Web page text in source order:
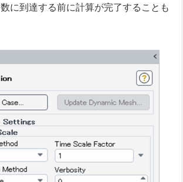
に到達する前に計算が完了することも